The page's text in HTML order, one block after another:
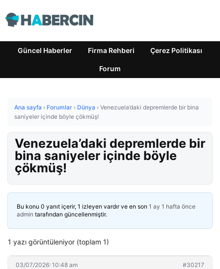
Güncel Haberler Firma Rehberi Çerez Politikası
Forum
Ana sayfa › Forumlar › Dünya › Venezuela’daki depremlerde bir bina
saniyeler içinde böyle çökmüş!
Venezuela’daki depremlerde bir
bina saniyeler içinde böyle
çökmüş!
Bu konu 0 yanıt içerir, 1 izleyen vardır ve en son 1 ay 1 hafta önce
admin tarafından güncellenmiştir.
1 yazı görüntüleniyor (toplam 1)
03/07/2026: 10:48 am #30217